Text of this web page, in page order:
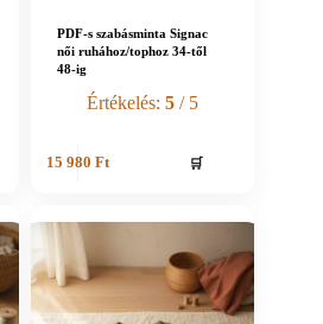
PDF-s szabásminta Signac
női ruhához/tophoz 34-től
48-ig
Értékelés:5 / 5
15 980 Ft 🛒